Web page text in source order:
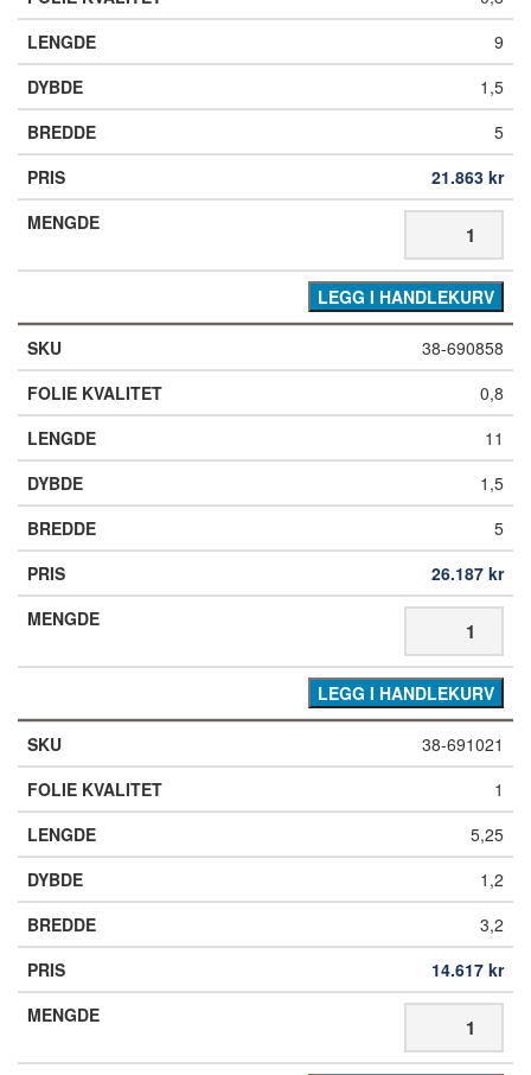
9
1,5
5
21.863 kr
LEGG I HANDLEKURV
38-690858
0,8
11
1,5
5
26.187 kr
LEGG I HANDLEKURV
38-691021
1
5,25
1,2
3,2
14.617 kr